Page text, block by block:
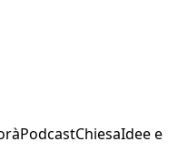
PodcastChiesaIdee e